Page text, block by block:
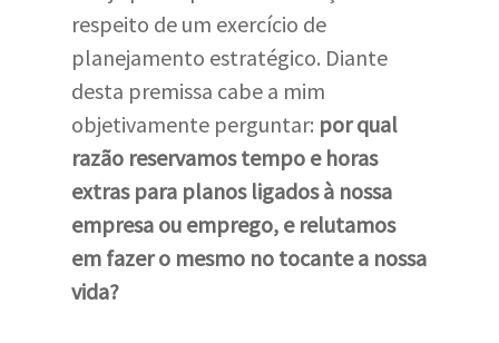
respeito de um exercício de
planejamento estratégico. Diante
desta premissa cabe a mim
objetivamente perguntar: por qual
razão reservamos tempo e horas
extras para planos ligados à nossa
empresa ou emprego, e relutamos
em fazer o mesmo no tocante a nossa
vida?